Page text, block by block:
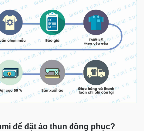
để đặt áo thun đồng phục?